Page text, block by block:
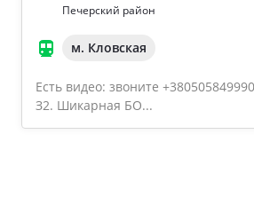
Печерский район
м. Кловская
Есть видео: звоните
З2. Шикарная БО...